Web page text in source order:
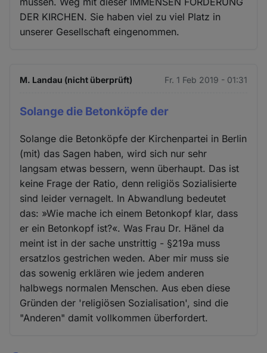
DER KIRCHEN. Sie haben viel zu viel Platz in
unserer Gesellschaft eingenommen.
M. Landau (nicht überprüft) Fr. 1 Feb 2019 - 01:31
Solange die Betonköpfe der
Solange die Betonköpfe der Kirchenpartei in Berlin
(mit) das Sagen haben, wird sich nur sehr
langsam etwas bessern, wenn überhaupt. Das ist
keine Frage der Ratio, denn religiös Sozialisierte
sind leider vernagelt. In Abwandlung bedeutet
das: »Wie mache ich einem Betonkopf klar, dass
er ein Betonkopf ist?«. Was Frau Dr. Hänel da
meint ist in der sache unstrittig - §219a muss
ersatzlos gestrichen weden. Aber mir muss sie
das sowenig erklären wie jedem anderen
halbwegs normalen Menschen. Aus eben diese
Gründen der 'religiösen Sozialisation', sind die
"Anderen" damit vollkommen überfordert.